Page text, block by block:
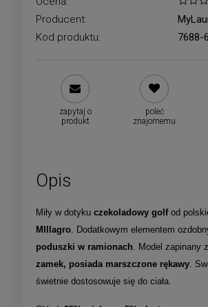
Producent:
Kod produktu:
7688-
zapytaj o
produkt
poleć
znajomemu
Opis
Miły w dotyku czekoladowy golfod
MIllagro . Dodatkowym elementem
poduszki w ramionach . Model zapinany
zamek, posiada marszczone rękawy .
świetnie dostosowuje się do ciała.